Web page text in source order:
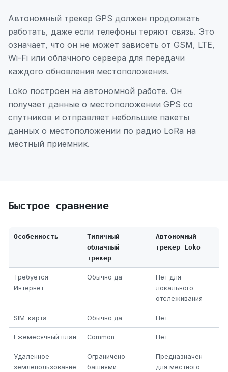
Автономный трекер GPS должен продолжать
работать, даже если телефоны теряют связь. Это
означает, что он не может зависеть от GSM, LTE,
Wi-Fi или облачного сервера для передачи
каждого обновления местоположения.
Loko построен на автономной работе. Он
получает данные о местоположении GPS со
спутников и отправляет небольшие пакеты
данных о местоположении по радио LoRa на
местный приемник.
Быстрое сравнение
Особенность
Типичный
облачный
трекер
Автономный
трекер Loko
Требуется
Интернет
Обычно да
Нет для
локального
отслеживания
SIM-карта Обычно да Нет
Ежемесячный план Common Нет
Удаленное
землепользование
Ограничено
башнями
Предназначен
для местного